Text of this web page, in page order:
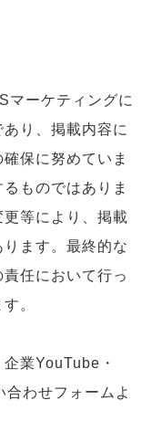
マーケティングに
り、掲載内容に
保に努めていま
ものではありま
等により、掲載
ます。最終的な
任において行っ
。
業YouTube・
わせフォームよ